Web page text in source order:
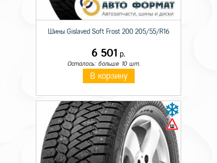
Шины Gislaved Soft Frost 200 205/55/R16
6 501 р.
Осталось: больше 10 шт.
В корзину